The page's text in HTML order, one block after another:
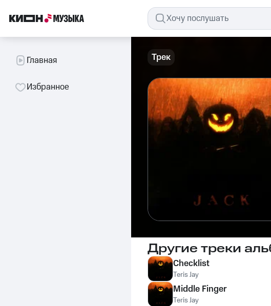
Главная
Избранное
Трек
Другие треки
Checklist
Teris Jay
Middle Finger
Teris Jay